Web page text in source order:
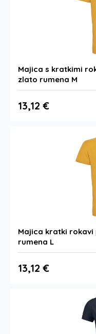
Majica s kratkimi
zlato rumena M
13,12 €
Majica kratki rokavi
rumena L
13,12 €